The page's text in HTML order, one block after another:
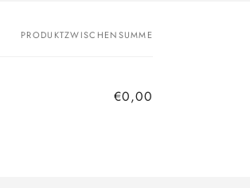
PRODUKTZWISCHENSUMME
€0,00